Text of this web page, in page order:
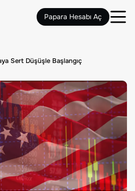
Papara Hesabı Aç
Sert Düşüşle Başlangıç